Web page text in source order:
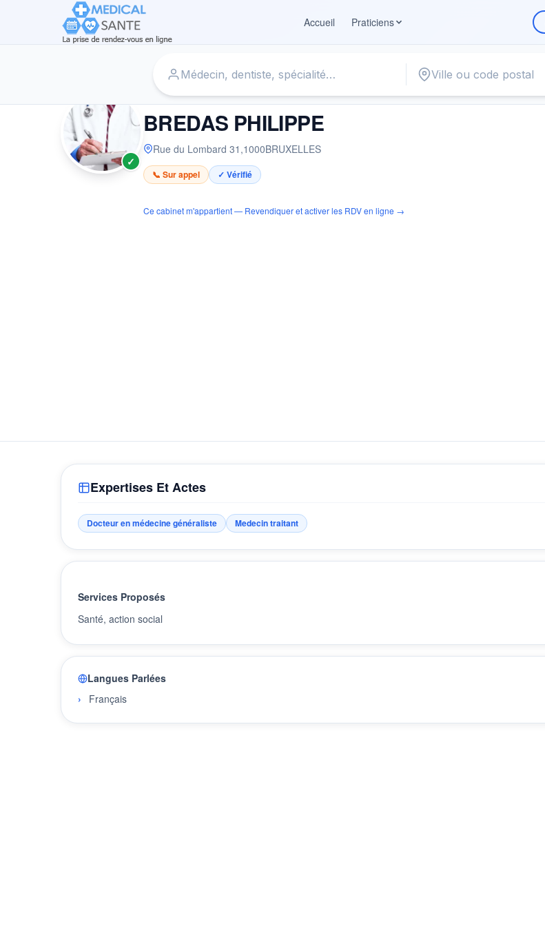
Accueil
Praticiens
✓
MÉDECIN
BREDAS PHILIPPE
Rue du Lombard 31 ,1000BRUXELLES
📞 Sur appel ✓ Vérifié
Ce cabinet m'appartient — Revendiquer et activer les RDV en ligne →
Expertises Et Actes
Docteur en médecine généraliste Medecin traitant
Services Proposés
Santé, action social
Langues Parlées
Français